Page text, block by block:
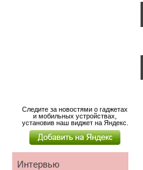
Следите за новостями о гаджетах
и мобильных устройствах,
установив наш виджет на Яндекс.
Интервью